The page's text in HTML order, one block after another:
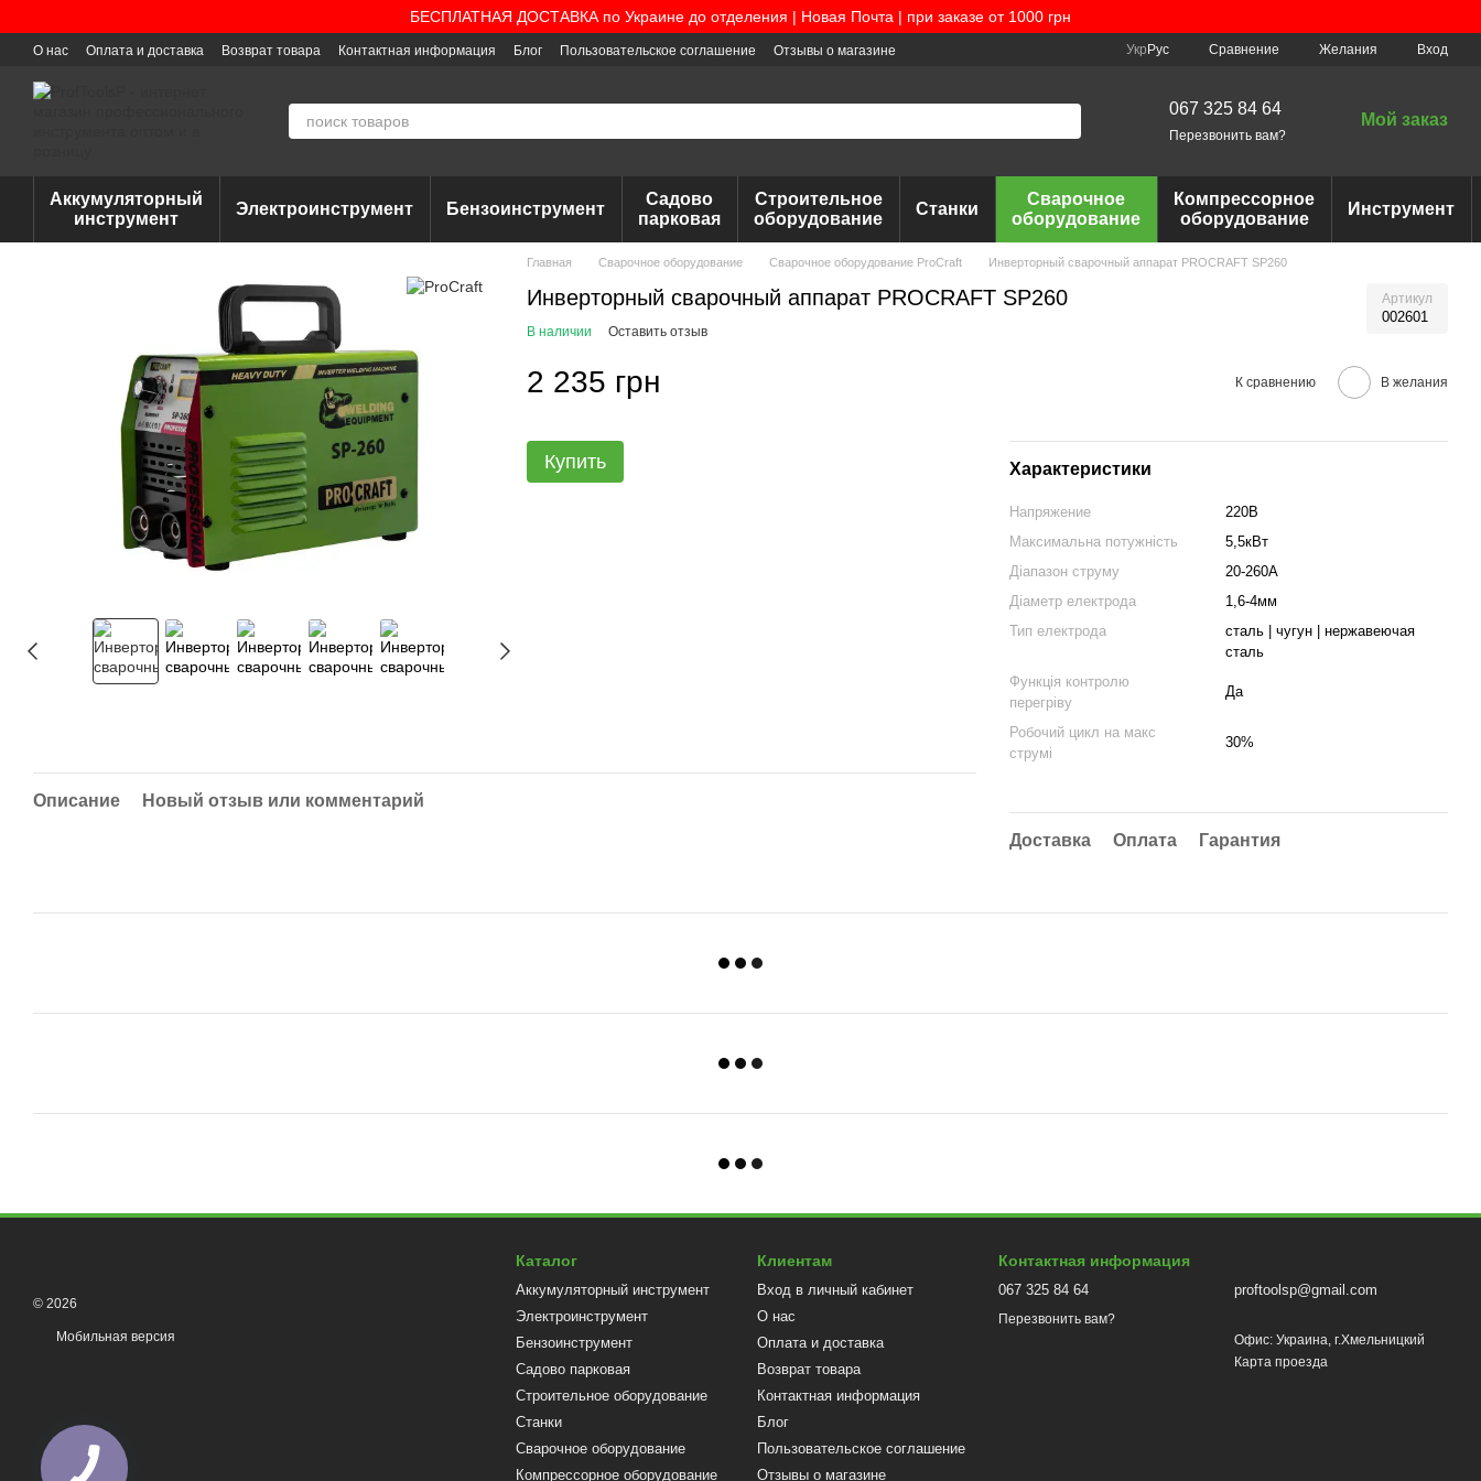
БЕСПЛАТНАЯ ДОСТАВКА по Украине до отделения | Новая Почта | при заказе от 1000 грн
О нас Оплата и доставка Возврат товара Контактная информация Блог Пользовательское соглашение Отзывы о магазине Укр Рус Сравнение Желания Вход
067 325 84 64
Перезвонить вам?
Мой заказ
Аккумуляторный
инструмент
Электроинструмент Бензоинструмент
Садово
парковая
Строительное
оборудование
Станки
Сварочное
оборудование
Компрессорное
оборудование
Инструмент
Главная Сварочное оборудование Сварочное оборудование ProCraft Инверторный сварочный аппарат PROCRAFT SP260
Инверторный сварочный аппарат PROCRAFT SP260 Артикул
002601
В наличии Оставить отзыв
2 235 грн К сравнению В желания
Купить Характеристики
Напряжение
220В
Максимальна потужність
5,5кВт
Діапазон струму
20-260А
Діаметр електрода
1,6-4мм
Тип електрода
сталь | чугун | нержавеючая
сталь
Функція контролю
перегріву
Да
Робочий цикл на макс
струмі
30%
Доставка Оплата Гарантия
Описание Новый отзыв или комментарий
© 2026
Мобильная версия
Каталог
Аккумуляторный инструмент
Электроинструмент
Бензоинструмент
Садово парковая
Строительное оборудование
Станки
Сварочное оборудование
Компрессорное оборудование
Клиентам
Вход в личный кабинет
О нас
Оплата и доставка
Возврат товара
Контактная информация
Блог
Пользовательское соглашение
Отзывы о магазине
Контактная информация
067 325 84 64
Перезвонить вам?
proftoolsp@gmail.com
Офис: Украина, г.Хмельницкий
Карта проезда